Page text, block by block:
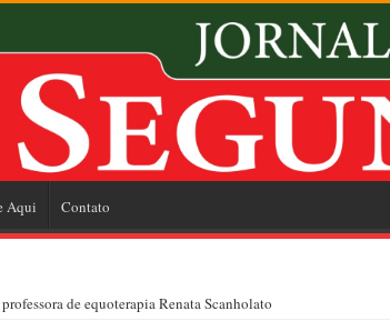
Aqui Contato
de equoterapia Renata Scanholato